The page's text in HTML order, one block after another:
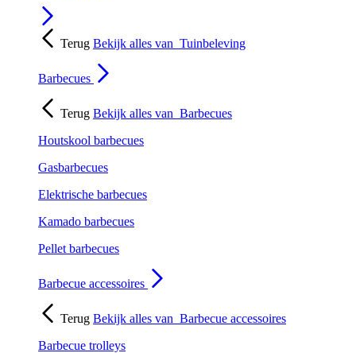
Terug Bekijk alles van Tuinbeleving
Barbecues
Terug Bekijk alles van Barbecues
Houtskool barbecues
Gasbarbecues
Elektrische barbecues
Kamado barbecues
Pellet barbecues
Barbecue accessoires
Terug Bekijk alles van Barbecue accessoires
Barbecue trolleys